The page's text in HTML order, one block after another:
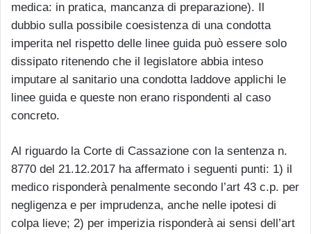
medica: in pratica, mancanza di preparazione). Il
dubbio sulla possibile coesistenza di una condotta
imperita nel rispetto delle linee guida può essere solo
dissipato ritenendo che il legislatore abbia inteso
imputare al sanitario una condotta laddove applichi le
linee guida e queste non erano rispondenti al caso
concreto.
Al riguardo la Corte di Cassazione con la sentenza n.
8770 del 21.12.2017 ha affermato i seguenti punti: 1) il
medico risponderà penalmente secondo l’art 43 c.p. per
negligenza e per imprudenza, anche nelle ipotesi di
colpa lieve; 2) per imperizia risponderà ai sensi dell’art